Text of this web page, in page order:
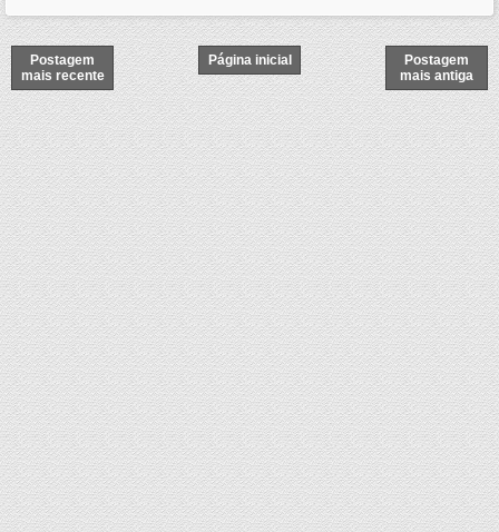
Postagem
mais recente
Postagem
mais antiga
Página inicial